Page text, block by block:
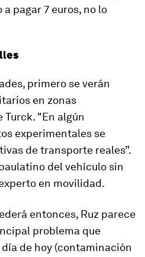
pagar 7 euros, no lo
primero se verán
en zonas
"En algún
experimentales se
de transporte reales”.
del vehículo sin
en movilidad.
entonces, Ruz parece
problema que
de hoy (contaminación